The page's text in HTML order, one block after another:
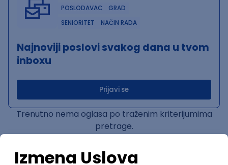
POSLODAVAC
GRAD
SENIORITET
NAČIN RADA
Najnoviji poslovi svakog dana u tvom
inboxu
Prijavi se
Trenutno nema oglasa po traženim kriterijumima
pretrage.
OGLASI PO KRITERIJUMU ReactJS